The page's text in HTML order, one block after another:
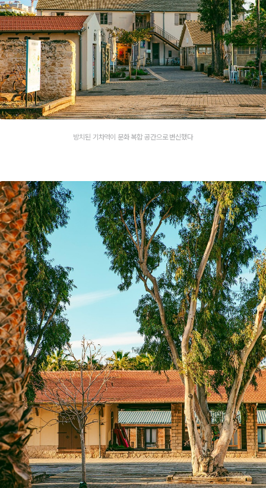
방치된 기차역이 문화 복합 공간으로 변신했다